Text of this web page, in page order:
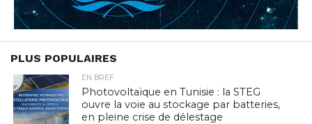
PLUS POPULAIRES
EN BREF
Photovoltaïque en Tunisie : la STEG
ouvre la voie au stockage par batteries,
en pleine crise de délestage